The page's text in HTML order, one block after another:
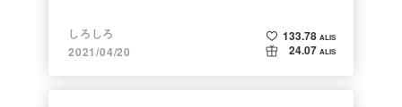
しろしろ
2021/04/20
133.78 ALIS
24.07 ALIS